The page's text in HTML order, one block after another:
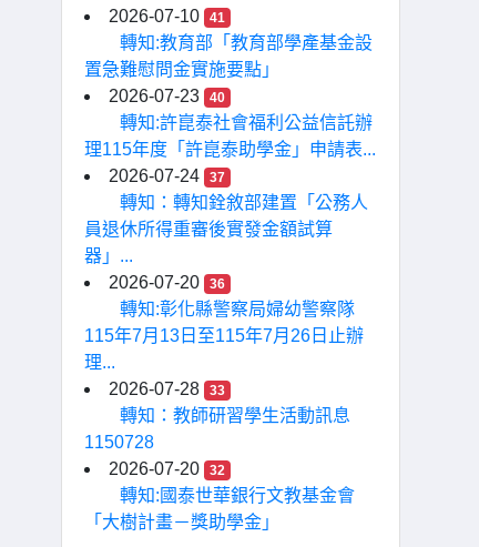
2026-07-10
41
轉知:教育部「教育部學產基金設
置急難慰問金實施要點」
2026-07-23
40
轉知:許崑泰社會福利公益信託辦
理115年度「許崑泰助學金」申請表...
2026-07-24
37
轉知：轉知銓敘部建置「公務人
員退休所得重審後實發金額試算
器」...
2026-07-20
36
轉知:彰化縣警察局婦幼警察隊
115年7月13日至115年7月26日止辦
理...
2026-07-28
33
轉知：教師研習學生活動訊息
1150728
2026-07-20
32
轉知:國泰世華銀行文教基金會
「大樹計畫－獎助學金」